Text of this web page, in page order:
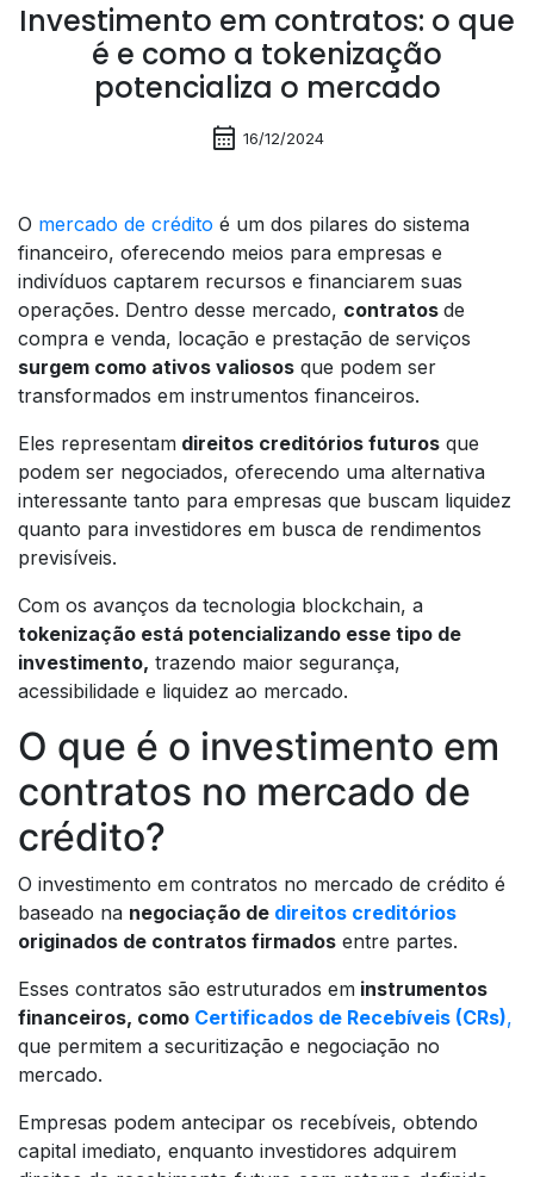
Investimento em contratos: o que
é e como a tokenização
potencializa o mercado
calendar_month 16/12/2024
O mercado de crédito é um dos pilares do sistema
financeiro, oferecendo meios para empresas e
indivíduos captarem recursos e financiarem suas
operações. Dentro desse mercado, contratos de
compra e venda, locação e prestação de serviços
surgem como ativos valiosos que podem ser
transformados em instrumentos financeiros.
Eles representam direitos creditórios futuros que
podem ser negociados, oferecendo uma alternativa
interessante tanto para empresas que buscam liquidez
quanto para investidores em busca de rendimentos
previsíveis.
Com os avanços da tecnologia blockchain, a
tokenização está potencializando esse tipo de
investimento, trazendo maior segurança,
acessibilidade e liquidez ao mercado.
O que é o investimento em
contratos no mercado de
crédito?
O investimento em contratos no mercado de crédito é
baseado na negociação de direitos creditórios
originados de contratos firmados entre partes.
Esses contratos são estruturados em instrumentos
financeiros, como Certificados de Recebíveis (CRs),
que permitem a securitização e negociação no
mercado.
Empresas podem antecipar os recebíveis, obtendo
capital imediato, enquanto investidores adquirem